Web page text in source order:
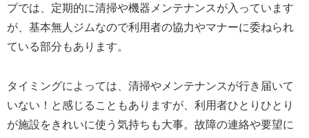
プでは、定期的に清掃や機器メンテナンスが入っています
が、基本無人ジムなので利用者の協力やマナーに委ねられ
ている部分もあります。
タイミングによっては、清掃やメンテナンスが行き届いて
いない！と感じることもありますが、利用者ひとりひとり
が施設をきれいに使う気持ちも大事。故障の連絡や要望に